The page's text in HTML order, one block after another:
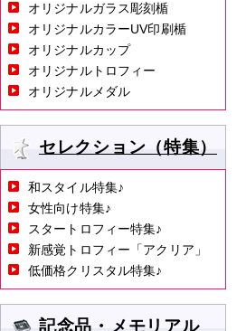
オリジナルガラス彫刻楯
オリジナルカラーUV印刷楯
オリジナルカップ
オリジナルトロフィー
オリジナルメダル
セレクション（特集）
和スタイル特集♪
女性向け特集♪
スタートロフィー特集♪
新感覚トロフィー「アクリア」
低価格クリスタル特集♪
記念品・メモリアル